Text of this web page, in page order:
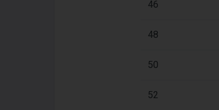
46
48
50
52